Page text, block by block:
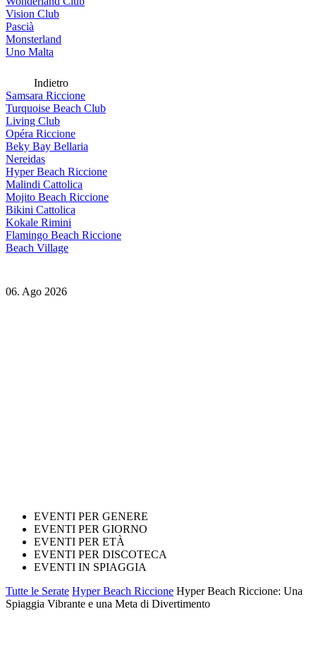
Vision Club
Pascià
Monsterland
Uno Malta
Indietro
Samsara Riccione
Turquoise Beach Club
Living Club
Opéra Riccione
Beky Bay Bellaria
Nereidas
Hyper Beach Riccione
Malindi Cattolica
Mojito Beach Riccione
Bikini Cattolica
Kokale Rimini
Flamingo Beach Riccione
Beach Village
06. Ago 2026
EVENTI PER GENERE
EVENTI PER GIORNO
EVENTI PER ETÀ
EVENTI PER DISCOTECA
EVENTI IN SPIAGGIA
Tutte le Serate Hyper Beach Riccione Hyper Beach Riccione: Una
Spiaggia Vibrante e una Meta di Divertimento